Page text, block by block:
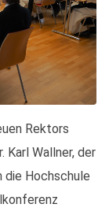
Rektors
Karl Wallner, der
Hochschule